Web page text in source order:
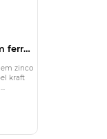
ferro
zinco
kraft